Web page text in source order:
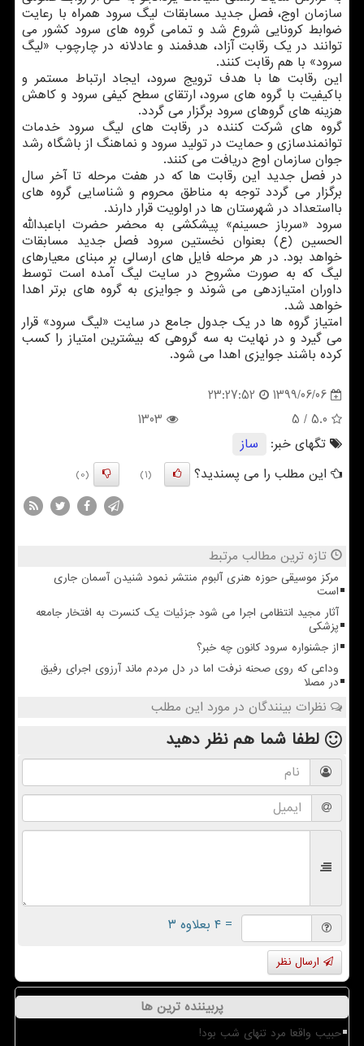
سازمان اوج، فصل جدید مسابقات لیگ سرود همراه با رعایت
ضوابط کرونایی شروع شد و تمامی گروه های سرود کشور می
توانند در یک رقابت آزاد، هدفمند و عادلانه در چارچوب «لیگ
سرود» با هم رقابت کنند.
این رقابت ها با هدف ترویج سرود، ایجاد ارتباط مستمر و
باکیفیت با گروه های سرود، ارتقای سطح کیفی سرود و کاهش
هزینه های گروهای سرود برگزار می گردد.
گروه های شرکت کننده در رقابت های لیگ سرود خدمات
توانمندسازی و حمایت در تولید سرود و نماهنگ از باشگاه رشد
جوان سازمان اوج دریافت می کنند.
در فصل جدید این رقابت ها که در هفت مرحله تا آخر سال
برگزار می گردد توجه به مناطق محروم و شناسایی گروه های
بااستعداد در شهرستان ها در اولویت قرار دارند.
سرود «سرباز حسینم» پیشکشی به محضر حضرت اباعبدالله
الحسین (ع) بعنوان نخستین سرود فصل جدید مسابقات
خواهد بود. در هر مرحله فایل های ارسالی بر مبنای معیارهای
لیگ که به صورت مشروح در سایت لیگ آمده است توسط
داوران امتیازدهی می شوند و جوایزی به گروه های برتر اهدا
خواهد شد.
امتیاز گروه ها در یک جدول جامع در سایت «لیگ سرود» قرار
می گیرد و در نهایت به سه گروهی که بیشترین امتیاز را کسب
کرده باشند جوایزی اهدا می شود.
1399/06/06
23:27:52
5.0
/ 5
1303
تگهای خبر:
ساز
این مطلب را می پسندید؟
(1)
(0)
تازه ترین مطالب مرتبط
مرکز موسیقی حوزه هنری آلبوم منتشر نمود شنیدن آسمان جاری
است
آثار مجید انتظامی اجرا می شود جزئیات یک کنسرت به افتخار جامعه
پزشکی
از جشنواره سرود کانون چه خبر؟
وداعی که روی صحنه نرفت اما در دل مردم ماند آرزوی اجرای رفیق
در مصلا
نظرات بینندگان در مورد این مطلب
لطفا شما همنظر دهید
= ۴ بعلاوه ۳
ارسال نظر
پربیننده ترین ها
حبیب واقعا مرد تنهای شب بود!